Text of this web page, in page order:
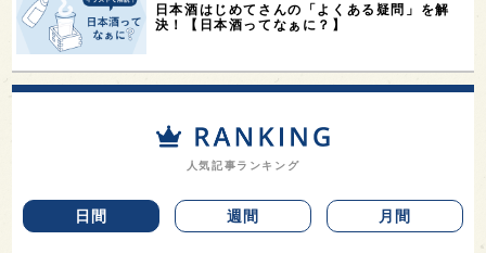
日本酒はじめてさんの「よくある疑問」を解
決！【日本酒ってなぁに？】
人気記事ランキング
日間 週間 月間